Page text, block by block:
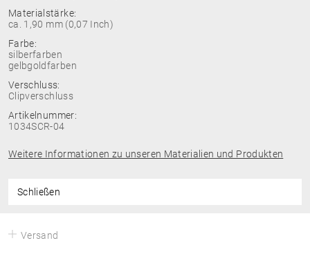
Materialstärke:
ca. 1,90 mm (0,07 Inch)
Farbe:
silberfarben
gelbgoldfarben
Verschluss:
Clipverschluss
Artikelnummer:
1034SCR-04
Weitere Informationen zu unseren Materialien und Produkten
Schließen
Versand